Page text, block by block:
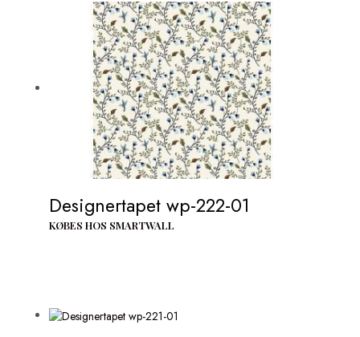
Designertapet wp-222-01
KØBES HOS SMARTWALL